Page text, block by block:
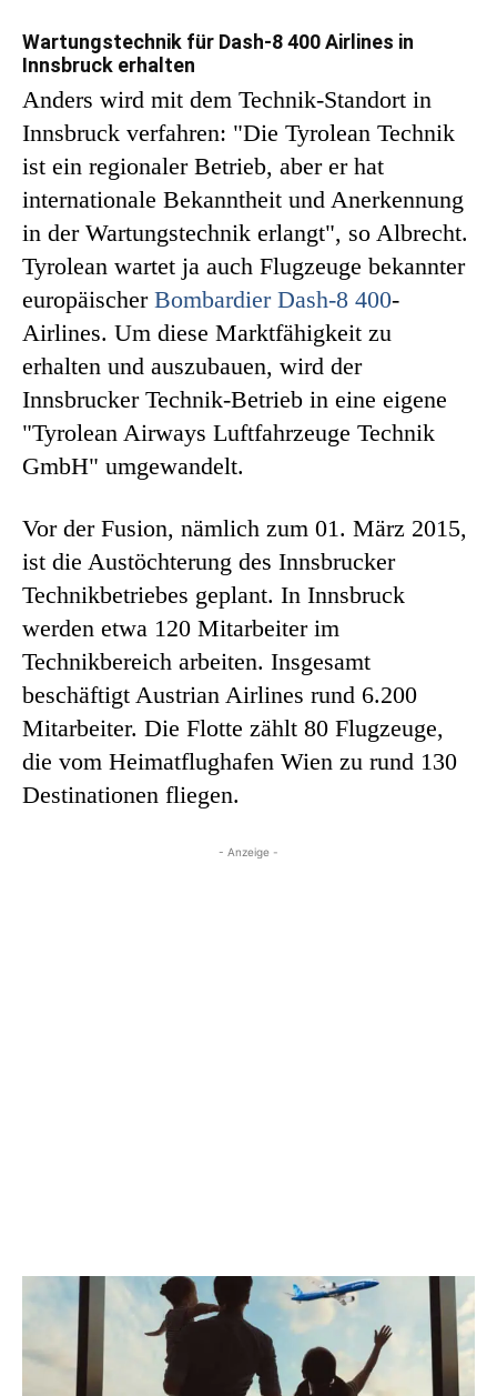
Wartungstechnik für Dash-8 400 Airlines in
Innsbruck erhalten
Anders wird mit dem Technik-Standort in
Innsbruck verfahren: "Die Tyrolean Technik
ist ein regionaler Betrieb, aber er hat
internationale Bekanntheit und Anerkennung
in der Wartungstechnik erlangt", so Albrecht.
Tyrolean wartet ja auch Flugzeuge bekannter
europäischer Bombardier Dash-8 400-
Airlines. Um diese Marktfähigkeit zu
erhalten und auszubauen, wird der
Innsbrucker Technik-Betrieb in eine eigene
"Tyrolean Airways Luftfahrzeuge Technik
GmbH" umgewandelt.
Vor der Fusion, nämlich zum 01. März 2015,
ist die Austöchterung des Innsbrucker
Technikbetriebes geplant. In Innsbruck
werden etwa 120 Mitarbeiter im
Technikbereich arbeiten. Insgesamt
beschäftigt Austrian Airlines rund 6.200
Mitarbeiter. Die Flotte zählt 80 Flugzeuge,
die vom Heimatflughafen Wien zu rund 130
Destinationen fliegen.
- Anzeige -